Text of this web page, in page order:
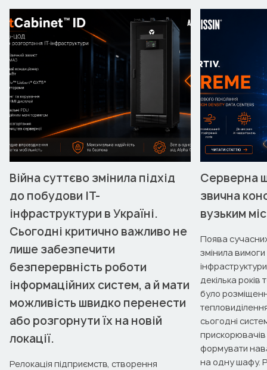
Війна суттєво змінила підхід
до побудови ІТ-
інфраструктури в Україні.
Сьогодні критично важливо не
лише забезпечити
безперервність роботи
інформаційних систем, а й мати
можливість швидко перенести
або розгорнути їх на новій
локації.
Релокація підприємств, створення
Серверна
звична
вузьким
Поява
змінила вимоги
декілька
було
сьогодні
прискорювачів
формувати
на одну шафу.